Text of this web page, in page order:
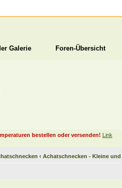
Galerie Foren-Übersicht
bestellen oder versenden! Link
‹ Achatschnecken - Kleine